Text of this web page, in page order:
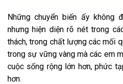
Những chuyển biến ấy
nhưng hiện diện rõ nét trong
thách, trong chất lượng các mối
trong sự vững vàng mà các em
cuộc sống rộng lớn hơn, phức
hơn.